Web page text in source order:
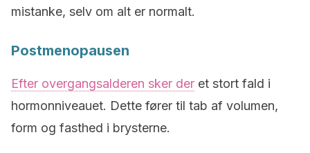
mistanke, selv om alt er normalt.
Postmenopausen
Efter overgangsalderen sker der et stort fald i
hormonniveauet. Dette fører til tab af volumen,
form og fasthed i brysterne.